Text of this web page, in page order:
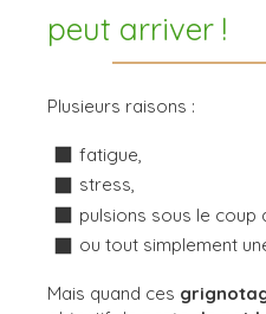
peut arriver !
Plusieurs raisons :
fatigue,
stress,
pulsions sous le coup
ou tout simplement
Mais quand ces